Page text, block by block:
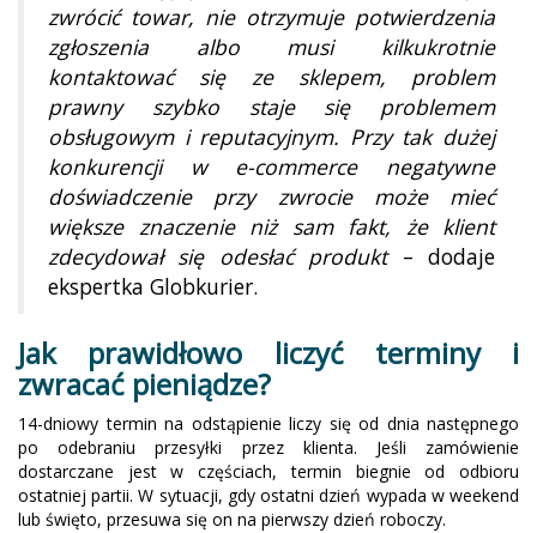
zwrócić towar, nie otrzymuje potwierdzenia
zgłoszenia albo musi kilkukrotnie
kontaktować się ze sklepem, problem
prawny szybko staje się problemem
obsługowym i reputacyjnym. Przy tak dużej
konkurencji w e-commerce negatywne
doświadczenie przy zwrocie może mieć
większe znaczenie niż sam fakt, że klient
zdecydował się odesłać produkt– dodaje
ekspertka Globkurier.
Jak prawidłowo liczyć terminy i
zwracać pieniądze?
14-dniowy termin na odstąpienie liczy się od dnia następnego
po odebraniu przesyłki przez klienta. Jeśli zamówienie
dostarczane jest w częściach, termin biegnie od odbioru
ostatniej partii. W sytuacji, gdy ostatni dzień wypada w weekend
lub święto, przesuwa się on na pierwszy dzień roboczy.